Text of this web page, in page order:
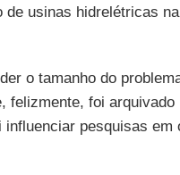
de usinas hidrelétricas
o tamanho do
felizmente, foi arquivado
pesquisas em